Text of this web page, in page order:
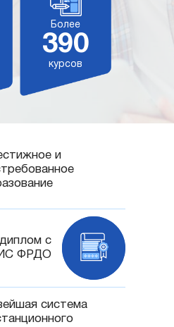
Более
390
курсов
и
с
ФРДО
система